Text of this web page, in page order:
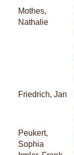
Mothes,
Nathalie
Friedrich, Jan
Peukert,
Sophia